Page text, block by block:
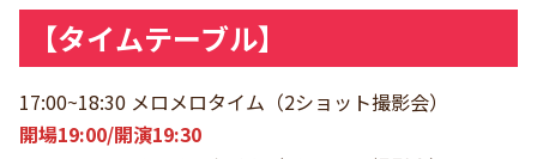
【タイムテーブル】
17:00~18:30 メロメロタイム（2ショット撮影会）
開場19:00/開演19:30